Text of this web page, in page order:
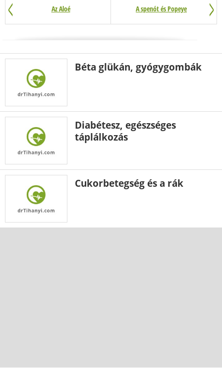
Az Aloé A spenót és Popeye
Béta glükán, gyógygombák
Diabétesz, egészséges
táplálkozás
Cukorbetegség és a rák